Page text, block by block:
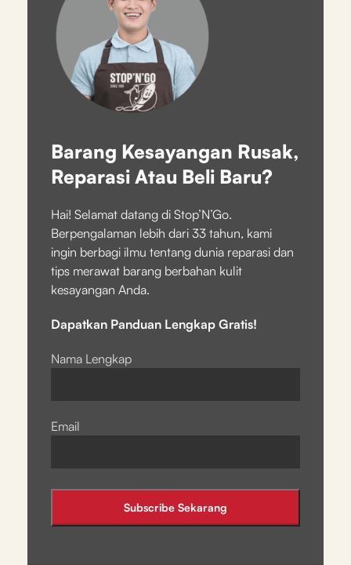
Barang Kesayangan Rusak,
Reparasi Atau Beli Baru?
Hai! Selamat datang di Stop’N’Go.
Berpengalaman lebih dari 33 tahun, kami
ingin berbagi ilmu tentang dunia reparasi dan
tips merawat barang berbahan kulit
kesayangan Anda.
Dapatkan Panduan Lengkap Gratis!
Nama Lengkap
Email